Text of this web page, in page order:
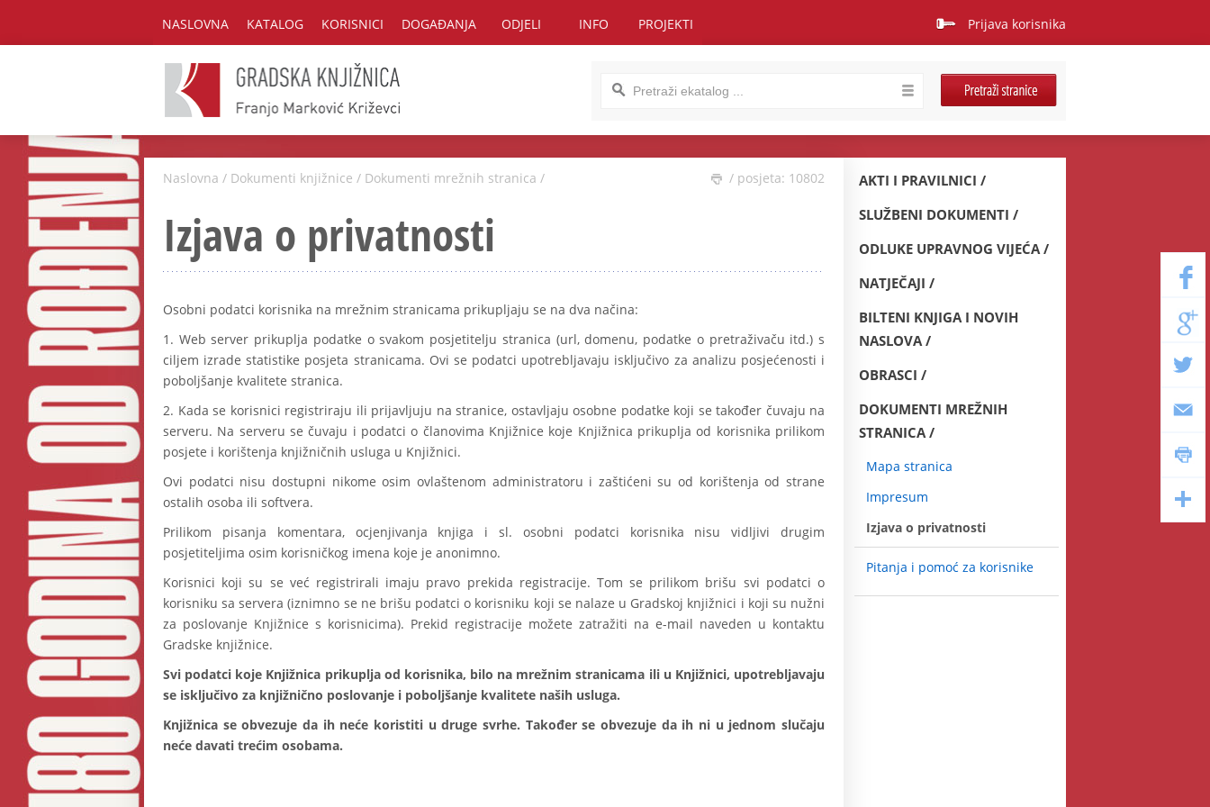
NASLOVNA KATALOG KORISNICI DOGAĐANJA ODJELI INFO PROJEKTI Prijava korisnika
Naslovna / Dokumenti knjižnice / Dokumenti mrežnih stranica / / posjeta: 10802
Izjava o privatnosti
Osobni podatci korisnika na mrežnim stranicama prikupljaju se na dva načina:
1. Web server prikuplja podatke o svakom posjetitelju stranica (url, domenu, podatke o pretraživaču itd.) s
ciljem izrade statistike posjeta stranicama. Ovi se podatci upotrebljavaju isključivo za analizu posjećenosti i
poboljšanje kvalitete stranica.
2. Kada se korisnici registriraju ili prijavljuju na stranice, ostavljaju osobne podatke koji se također čuvaju na
serveru. Na serveru se čuvaju i podatci o članovima Knjižnice koje Knjižnica prikuplja od korisnika prilikom
posjete i korištenja knjižničnih usluga u Knjižnici.
Ovi podatci nisu dostupni nikome osim ovlaštenom administratoru i zaštićeni su od korištenja od strane
ostalih osoba ili softvera.
Prilikom pisanja komentara, ocjenjivanja knjiga i sl. osobni podatci korisnika nisu vidljivi drugim
posjetiteljima osim korisničkog imena koje je anonimno.
Korisnici koji su se već registrirali imaju pravo prekida registracije. Tom se prilikom brišu svi podatci o
korisniku sa servera (iznimno se ne brišu podatci o korisniku koji se nalaze u Gradskoj knjižnici i koji su nužni
za poslovanje Knjižnice s korisnicima). Prekid registracije možete zatražiti na e-mail naveden u kontaktu
Gradske knjižnice.
Svi podatci koje Knjižnica prikuplja od korisnika, bilo na mrežnim stranicama ili u Knjižnici, upotrebljavaju
se isključivo za knjižnično poslovanje i poboljšanje kvalitete naših usluga.
Knjižnica se obvezuje da ih neće koristiti u druge svrhe. Također se obvezuje da ih ni u jednom slučaju
neće davati trećim osobama.
AKTI I PRAVILNICI
SLUŽBENI DOKUMENTI
ODLUKE UPRAVNOG VIJEĆA
NATJEČAJI
BILTENI KNJIGA I NOVIH
NASLOVA
OBRASCI
DOKUMENTI MREŽNIH
STRANICA
Mapa stranica
Impresum
Izjava o privatnosti
Pitanja i pomoć za korisnike